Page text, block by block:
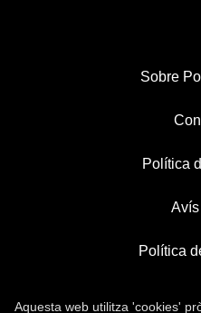
Sobre
Política
Avís
Política
Aquesta web utilitza 'cookies'